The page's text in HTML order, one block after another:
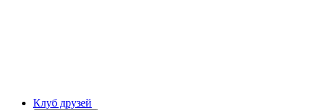
Клуб друзей